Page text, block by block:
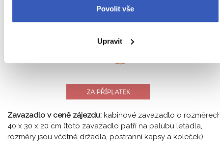
Povolit vše
Upravit
Zavazadlo v ceně zájezdu: kabinové zavazadlo o
40 x 30 x 20 cm (toto zavazadlo patří na palubu letadla,
rozměry jsou včetně držadla, postranní kapsy a koleček)